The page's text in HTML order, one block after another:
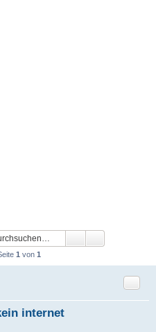
1 von 1
internet
Zitat